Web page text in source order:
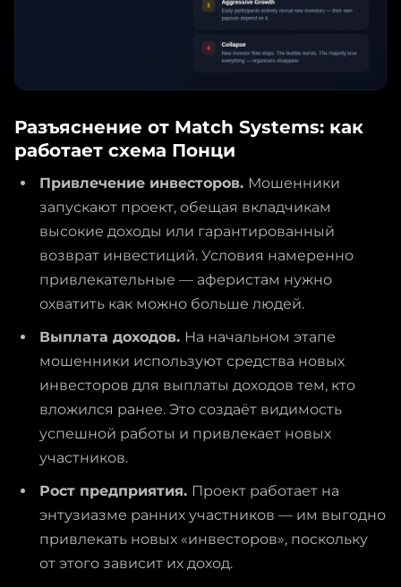
Разъяснение от Match Systems: как
работает схема Понци
Привлечение инвесторов. Мошенники
запускают проект, обещая вкладчикам
высокие доходы или гарантированный
возврат инвестиций. Условия намеренно
привлекательные — аферистам нужно
охватить как можно больше людей.
Выплата доходов. На начальном этапе
мошенники используют средства новых
инвесторов для выплаты доходов тем, кто
вложился ранее. Это создаёт видимость
успешной работы и привлекает новых
участников.
Рост предприятия. Проект работает на
энтузиазме ранних участников — им выгодно
привлекать новых «инвесторов», поскольку
от этого зависит их доход.